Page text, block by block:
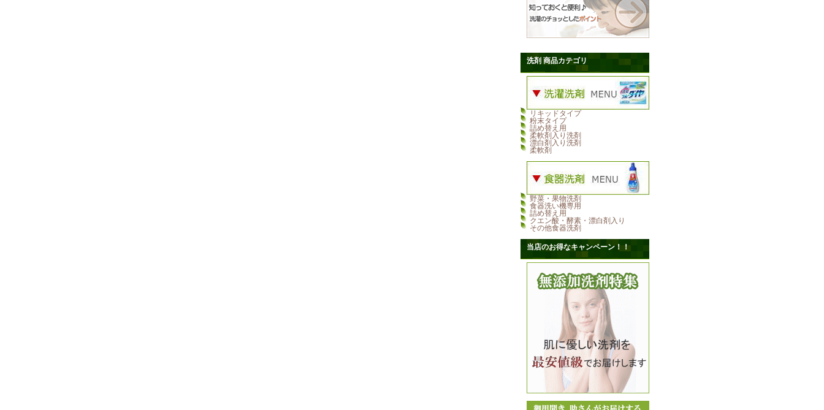
洗剤 商品カテゴリ
リキッドタイプ
粉末タイプ
詰め替え用
柔軟剤入り洗剤
漂白剤入り洗剤
柔軟剤
野菜・果物洗剤
食器洗い機専用
詰め替え用
クエン酸・酵素・漂白剤入り
その他食器洗剤
当店のお得なキャンペーン！！